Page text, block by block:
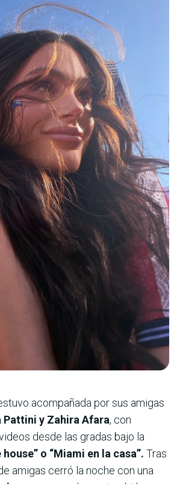
acompañada por sus amigas
Pattini y Zahira Afara, con
desde las gradas bajo la
o “Miami en la casa”. Tras
amigas cerró la noche con una